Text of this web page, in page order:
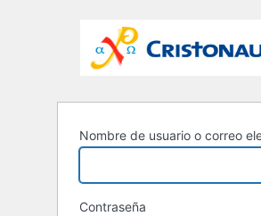
Nombre de usuario o correo
Contraseña